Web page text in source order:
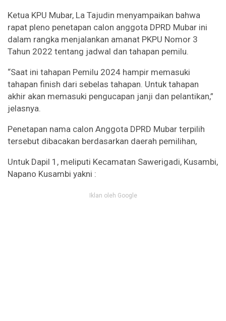
Ketua KPU Mubar, La Tajudin menyampaikan bahwa
rapat pleno penetapan calon anggota DPRD Mubar ini
dalam rangka menjalankan amanat PKPU Nomor 3
Tahun 2022 tentang jadwal dan tahapan pemilu.
“Saat ini tahapan Pemilu 2024 hampir memasuki
tahapan finish dari sebelas tahapan. Untuk tahapan
akhir akan memasuki pengucapan janji dan pelantikan,”
jelasnya.
Penetapan nama calon Anggota DPRD Mubar terpilih
tersebut dibacakan berdasarkan daerah pemilihan,
Untuk Dapil 1, meliputi Kecamatan Sawerigadi, Kusambi,
Napano Kusambi yakni :
Iklan oleh Google